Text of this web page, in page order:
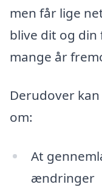
men får lige
blive dit og din
mange år
Derudover
om:
At
ændringer